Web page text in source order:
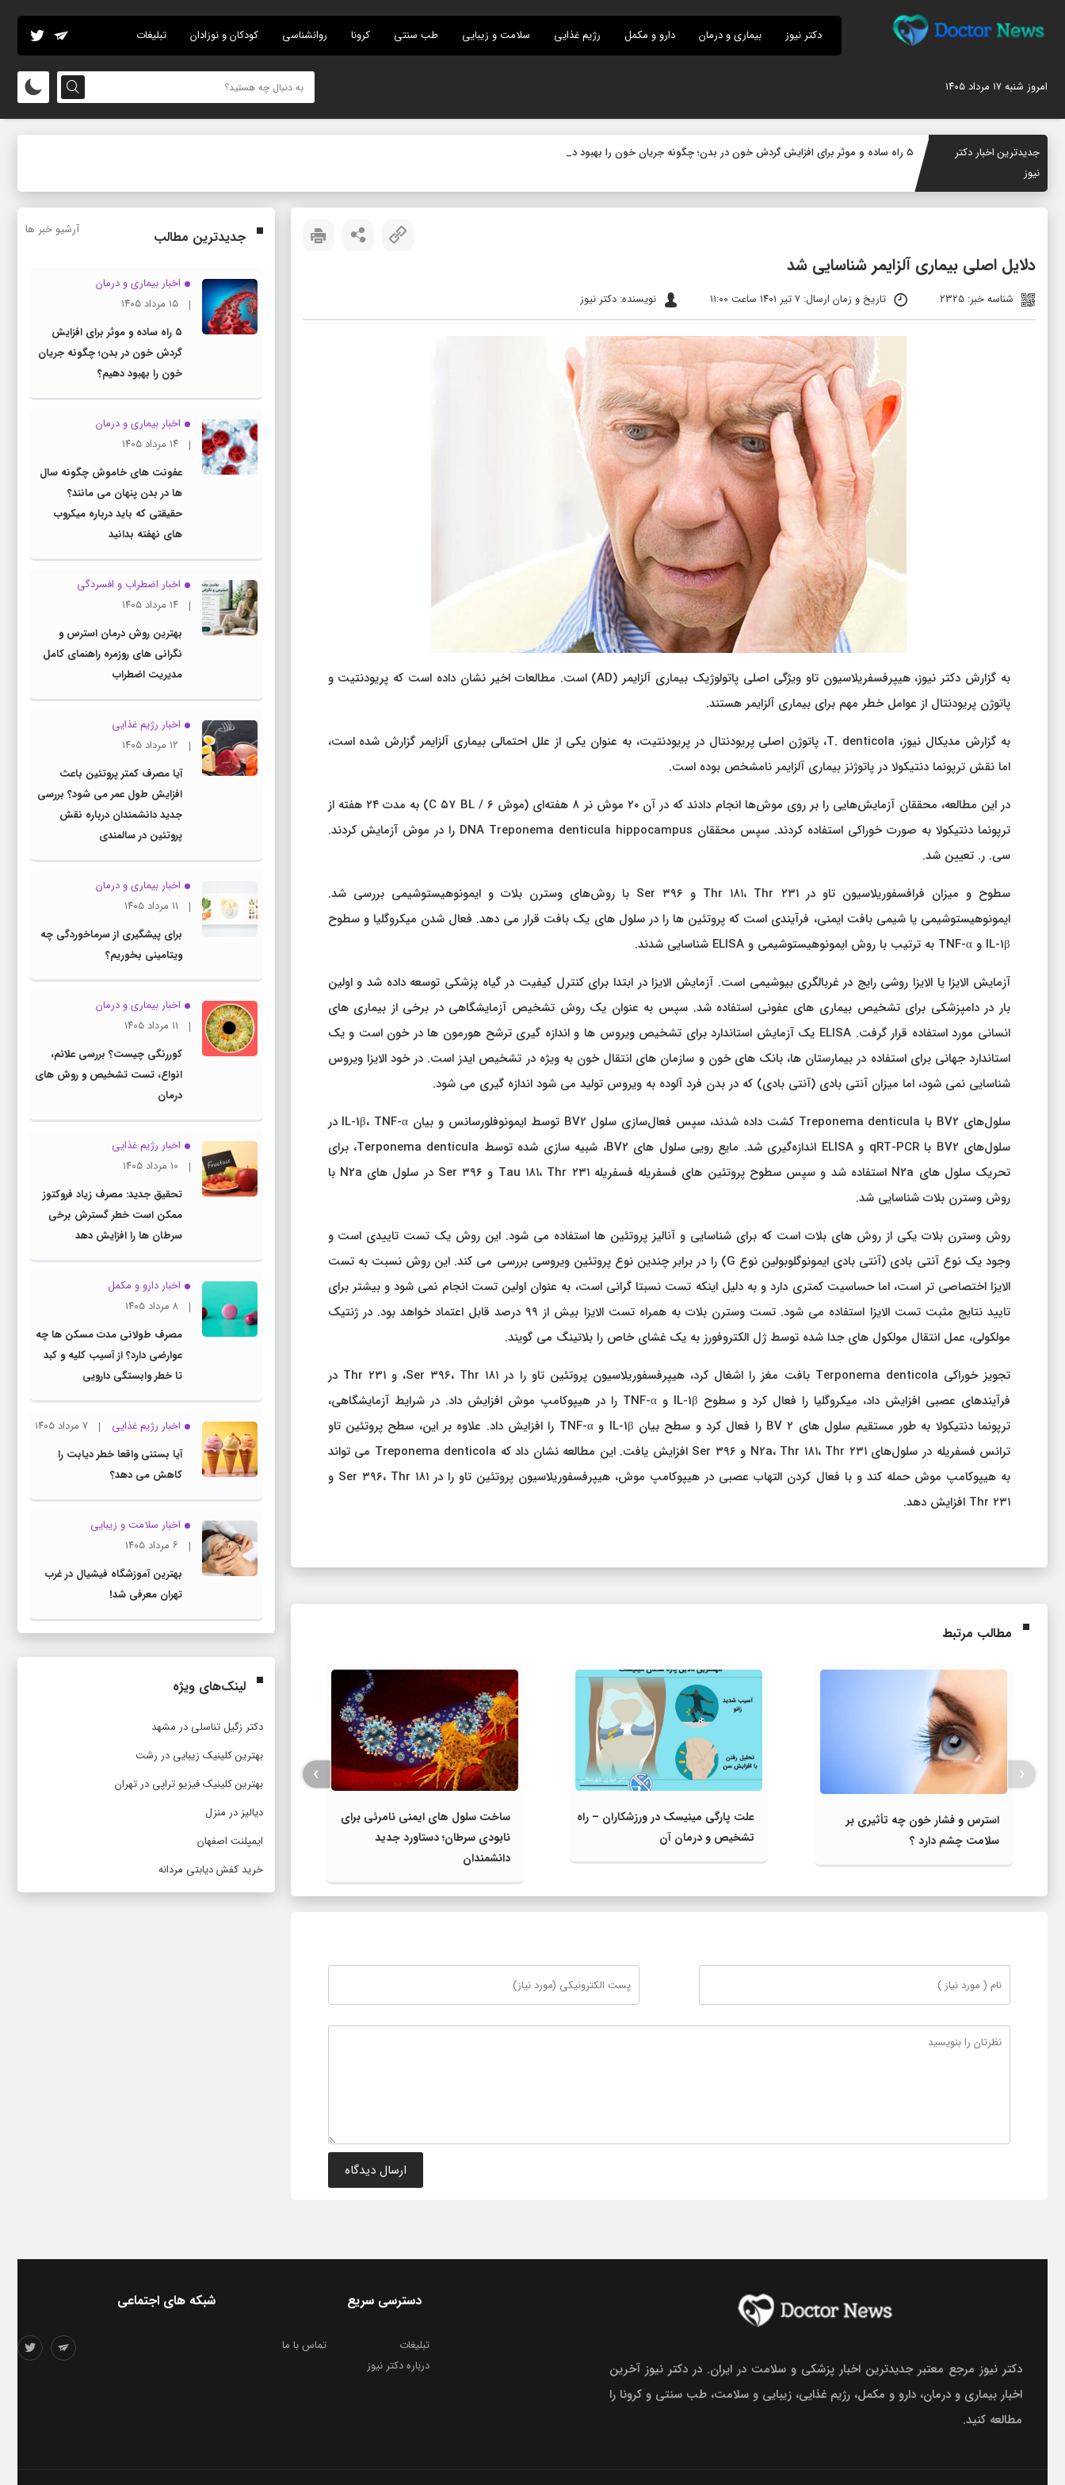
دکتر نیوز بیماری و درمان دارو و مکمل رژیم غذایی سلامت و زیبایی طب سنتی کرونا روانشناسی کودکان و نوزادان تبلیغات
امروز شنبه ۱۷ مرداد ۱۴۰۵
جدیدترین اخبار دکتر
نیوز
۵ راه ساده و موثر برای افزایش گردش خون در بدن؛ چگونه جریان خون را بهبود دهیم؟
دلایل اصلی بیماری آلزایمر شناسایی شد
شناسه خبر: 2325 تاریخ و زمان ارسال: ۷ تیر ۱۴۰۱ ساعت ۱۱:۰۰ نویسنده: دکتر نیوز
به گزارش دکتر نیوز، هیپرفسفریلاسیون تاو ویژگی اصلی پاتولوژیک بیماری آلزایمر (AD) است. مطالعات اخیر نشان داده است که پریودنتیت و
پاتوژن پریودنتال از عوامل خطر مهم برای بیماری آلزایمر هستند.
به گزارش مدیکال نیوز، T. denticola، پاتوژن اصلی پریودنتال در پریودنتیت، به عنوان یکی از علل احتمالی بیماری آلزایمر گزارش شده است،
اما نقش ترپونما دنتیکولا در پاتوژنز بیماری آلزایمر نامشخص بوده است.
در این مطالعه، محققان آزمایش‌هایی را بر روی موش‌ها انجام دادند که در آن ۲۰ موش نر ۸ هفته‌ای (موش C ۵۷ BL / ۶) به مدت ۲۴ هفته از
ترپونما دنتیکولا به صورت خوراکی استفاده کردند. سپس محققان DNA Treponema denticula hippocampus را در موش آزمایش کردند.
سی. ر. تعیین شد.
سطوح و میزان فرافسفوریلاسیون تاو در Thr ۱۸۱، Thr ۲۳۱ و Ser ۳۹۶ با روش‌های وسترن بلات و ایمونوهیستوشیمی بررسی شد.
ایمونوهیستوشیمی یا شیمی بافت ایمنی، فرآیندی است که پروتئین ها را در سلول های یک بافت قرار می دهد. فعال شدن میکروگلیا و سطوح
IL-1β و TNF-α به ترتیب با روش ایمونوهیستوشیمی و ELISA شناسایی شدند.
آزمایش الایزا یا الایزا روشی رایج در غربالگری بیوشیمی است. آزمایش الایزا در ابتدا برای کنترل کیفیت در گیاه پزشکی توسعه داده شد و اولین
بار در دامپزشکی برای تشخیص بیماری های عفونی استفاده شد. سپس به عنوان یک روش تشخیص آزمایشگاهی در برخی از بیماری های
انسانی مورد استفاده قرار گرفت. ELISA یک آزمایش استاندارد برای تشخیص ویروس ها و اندازه گیری ترشح هورمون ها در خون است و یک
استاندارد جهانی برای استفاده در بیمارستان ها، بانک های خون و سازمان های انتقال خون به ویژه در تشخیص ایدز است. در خود الایزا ویروس
شناسایی نمی شود، اما میزان آنتی بادی (آنتی بادی) که در بدن فرد آلوده به ویروس تولید می شود اندازه گیری می شود.
سلول‌های BV2 با Treponema denticula کشت داده شدند، سپس فعال‌سازی سلول BV2 توسط ایمونوفلورسانس و بیان IL-1β، TNF-α در
سلول‌های BV2 با qRT-PCR و ELISA اندازه‌گیری شد. مایع رویی سلول های BV2، شبیه سازی شده توسط Terponema denticula، برای
تحریک سلول های N2a استفاده شد و سپس سطوح پروتئین های فسفریله فسفریله Tau ۱۸۱، Thr ۲۳۱ و Ser ۳۹۶ در سلول های N2a با
روش وسترن بلات شناسایی شد.
روش وسترن بلات یکی از روش های بلات است که برای شناسایی و آنالیز پروتئین ها استفاده می شود. این روش یک تست تاییدی است و
وجود یک نوع آنتی بادی (آنتی بادی ایمونوگلوبولین نوع G) را در برابر چندین نوع پروتئین ویروسی بررسی می کند. این روش نسبت به تست
الایزا اختصاصی تر است، اما حساسیت کمتری دارد و به دلیل اینکه تست نسبتا گرانی است، به عنوان اولین تست انجام نمی شود و بیشتر برای
تایید نتایج مثبت تست الایزا استفاده می شود. تست وسترن بلات به همراه تست الایزا بیش از ۹۹ درصد قابل اعتماد خواهد بود. در ژنتیک
مولکولی، عمل انتقال مولکول های جدا شده توسط ژل الکتروفورز به یک غشای خاص را بلاتینگ می گویند.
تجویز خوراکی Terponema denticola بافت مغز را اشغال کرد، هیپرفسفوریلاسیون پروتئین تاو را در Ser ۳۹۶، Thr ۱۸۱، و Thr ۲۳۱ در
فرآیندهای عصبی افزایش داد، میکروگلیا را فعال کرد و سطوح IL-1β و TNF-α را در هیپوکامپ موش افزایش داد. در شرایط آزمایشگاهی،
ترپونما دنتیکولا به طور مستقیم سلول های BV ۲ را فعال کرد و سطح بیان IL-1β و TNF-α را افزایش داد. علاوه بر این، سطح پروتئین تاو
ترانس فسفریله در سلول‌های N2a، Thr ۱۸۱، Thr ۲۳۱ و Ser ۳۹۶ افزایش یافت. این مطالعه نشان داد که Treponema denticola می تواند
به هیپوکامپ موش حمله کند و با فعال کردن التهاب عصبی در هیپوکامپ موش، هیپرفسفوریلاسیون پروتئین تاو را در Ser ۳۹۶، Thr ۱۸۱ و
Thr ۲۳۱ افزایش دهد.
مطالب مرتبط
استرس و فشار خون چه تأثیری بر
سلامت چشم‌ دارد ؟
علت پارگی مینیسک در ورزشکاران – راه
تشخیص و درمان آن
ساخت سلول‌ های ایمنی نامرئی برای
نابودی سرطان؛ دستاورد جدید
دانشمندان
ویپ میتواند خطر نارسایی قلبی را
افزایش دهد
‹
›
جدیدترین مطالب آرشیو خبر ها
اخبار بیماری و درمان
۱۵ مرداد ۱۴۰۵
۵ راه ساده و موثر برای افزایش
گردش خون در بدن؛ چگونه جریان
خون را بهبود دهیم؟
اخبار بیماری و درمان
۱۴ مرداد ۱۴۰۵
عفونت های خاموش چگونه سال
ها در بدن پنهان می مانند؟
حقیقتی که باید درباره میکروب
های نهفته بدانید
اخبار اضطراب و افسردگی
۱۴ مرداد ۱۴۰۵
بهترین روش درمان استرس و
نگرانی های روزمره راهنمای کامل
مدیریت اضطراب
اخبار رژیم غذایی
۱۲ مرداد ۱۴۰۵
آیا مصرف کمتر پروتئین باعث
افزایش طول عمر می شود؟ بررسی
جدید دانشمندان درباره نقش
پروتئین در سالمندی
اخبار بیماری و درمان
۱۱ مرداد ۱۴۰۵
برای پیشگیری از سرماخوردگی چه
ویتامینی بخوریم؟
اخبار بیماری و درمان
۱۱ مرداد ۱۴۰۵
کوررنگی چیست؟ بررسی علائم،
انواع، تست تشخیص و روش های
درمان
اخبار رژیم غذایی
۱۰ مرداد ۱۴۰۵
تحقیق جدید: مصرف زیاد فروکتوز
ممکن است خطر گسترش برخی
سرطان ها را افزایش دهد
اخبار دارو و مکمل
۸ مرداد ۱۴۰۵
مصرف طولانی مدت مسکن ها چه
عوارضی دارد؟ از آسیب کلیه و کبد
تا خطر وابستگی دارویی
اخبار رژیم غذایی
۷ مرداد ۱۴۰۵
آیا بستنی واقعا خطر دیابت را
کاهش می دهد؟
اخبار سلامت و زیبایی
۶ مرداد ۱۴۰۵
بهترین آموزشگاه فیشیال در غرب
تهران معرفی شد!
لینک‌های ویژه
دکتر زگیل تناسلی در مشهد
بهترین کلینیک زیبایی در رشت
بهترین کلینیک فیزیو تراپی در تهران
دیالیز در منزل
ایمپلنت اصفهان
خرید کفش دیابتی مردانه
دکتر نیوز مرجع معتبر جدیدترین اخبار پزشکی و سلامت در ایران. در دکتر نیوز آخرین
اخبار بیماری و درمان، دارو و مکمل، رژیم غذایی، زیبایی و سلامت، طب سنتی و کرونا را
مطالعه کنید.
شبکه های اجتماعی دسترسی سریع
تبلیغات
تماس با ما
درباره دکتر نیوز